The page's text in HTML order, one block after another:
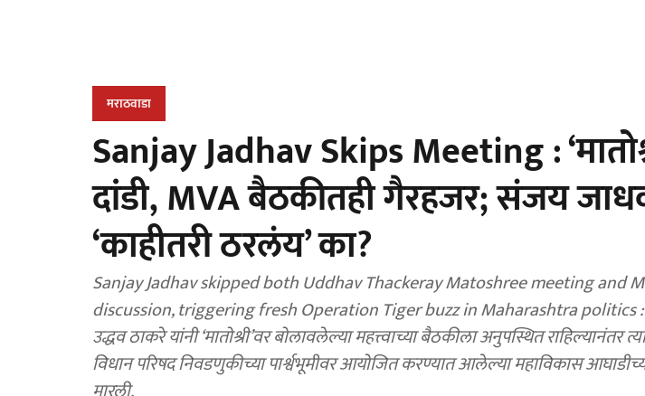
मराठवाडा
Sanjay Jadhav Skips Meeting :
दांडी, MVA बैठकीतही गैरहजर; संजय
‘काहीतरी ठरलंय’ का?
Sanjay Jadhav skipped both Uddhav Thackeray Matoshree meeting and
discussion, triggering fresh Operation Tiger buzz in Maharashtra politics :
उद्धव ठाकरे यांनी ‘मातोश्री’वर बोलावलेल्या महत्त्वाच्या बैठकीला अनुपस्थित राहिल्यानंतर
विधान परिषद निवडणुकीच्या पार्श्वभूमीवर आयोजित करण्यात आलेल्या महाविकास